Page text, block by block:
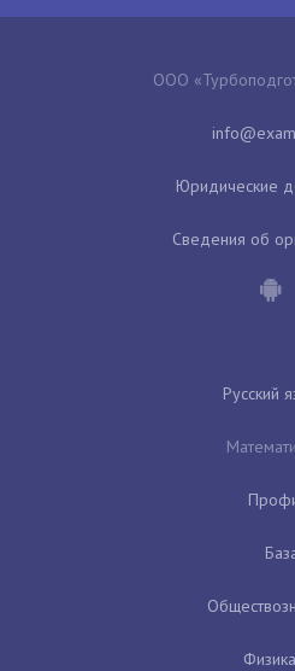
ООО
Юридические
Сведения об
Русский
Физика